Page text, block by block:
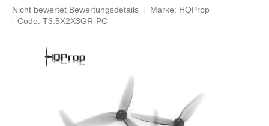
Die
durchschnittliche
Nicht bewertet Bewertungsdetails Marke: HQProp
Code: T3.5X2X3GR-PC